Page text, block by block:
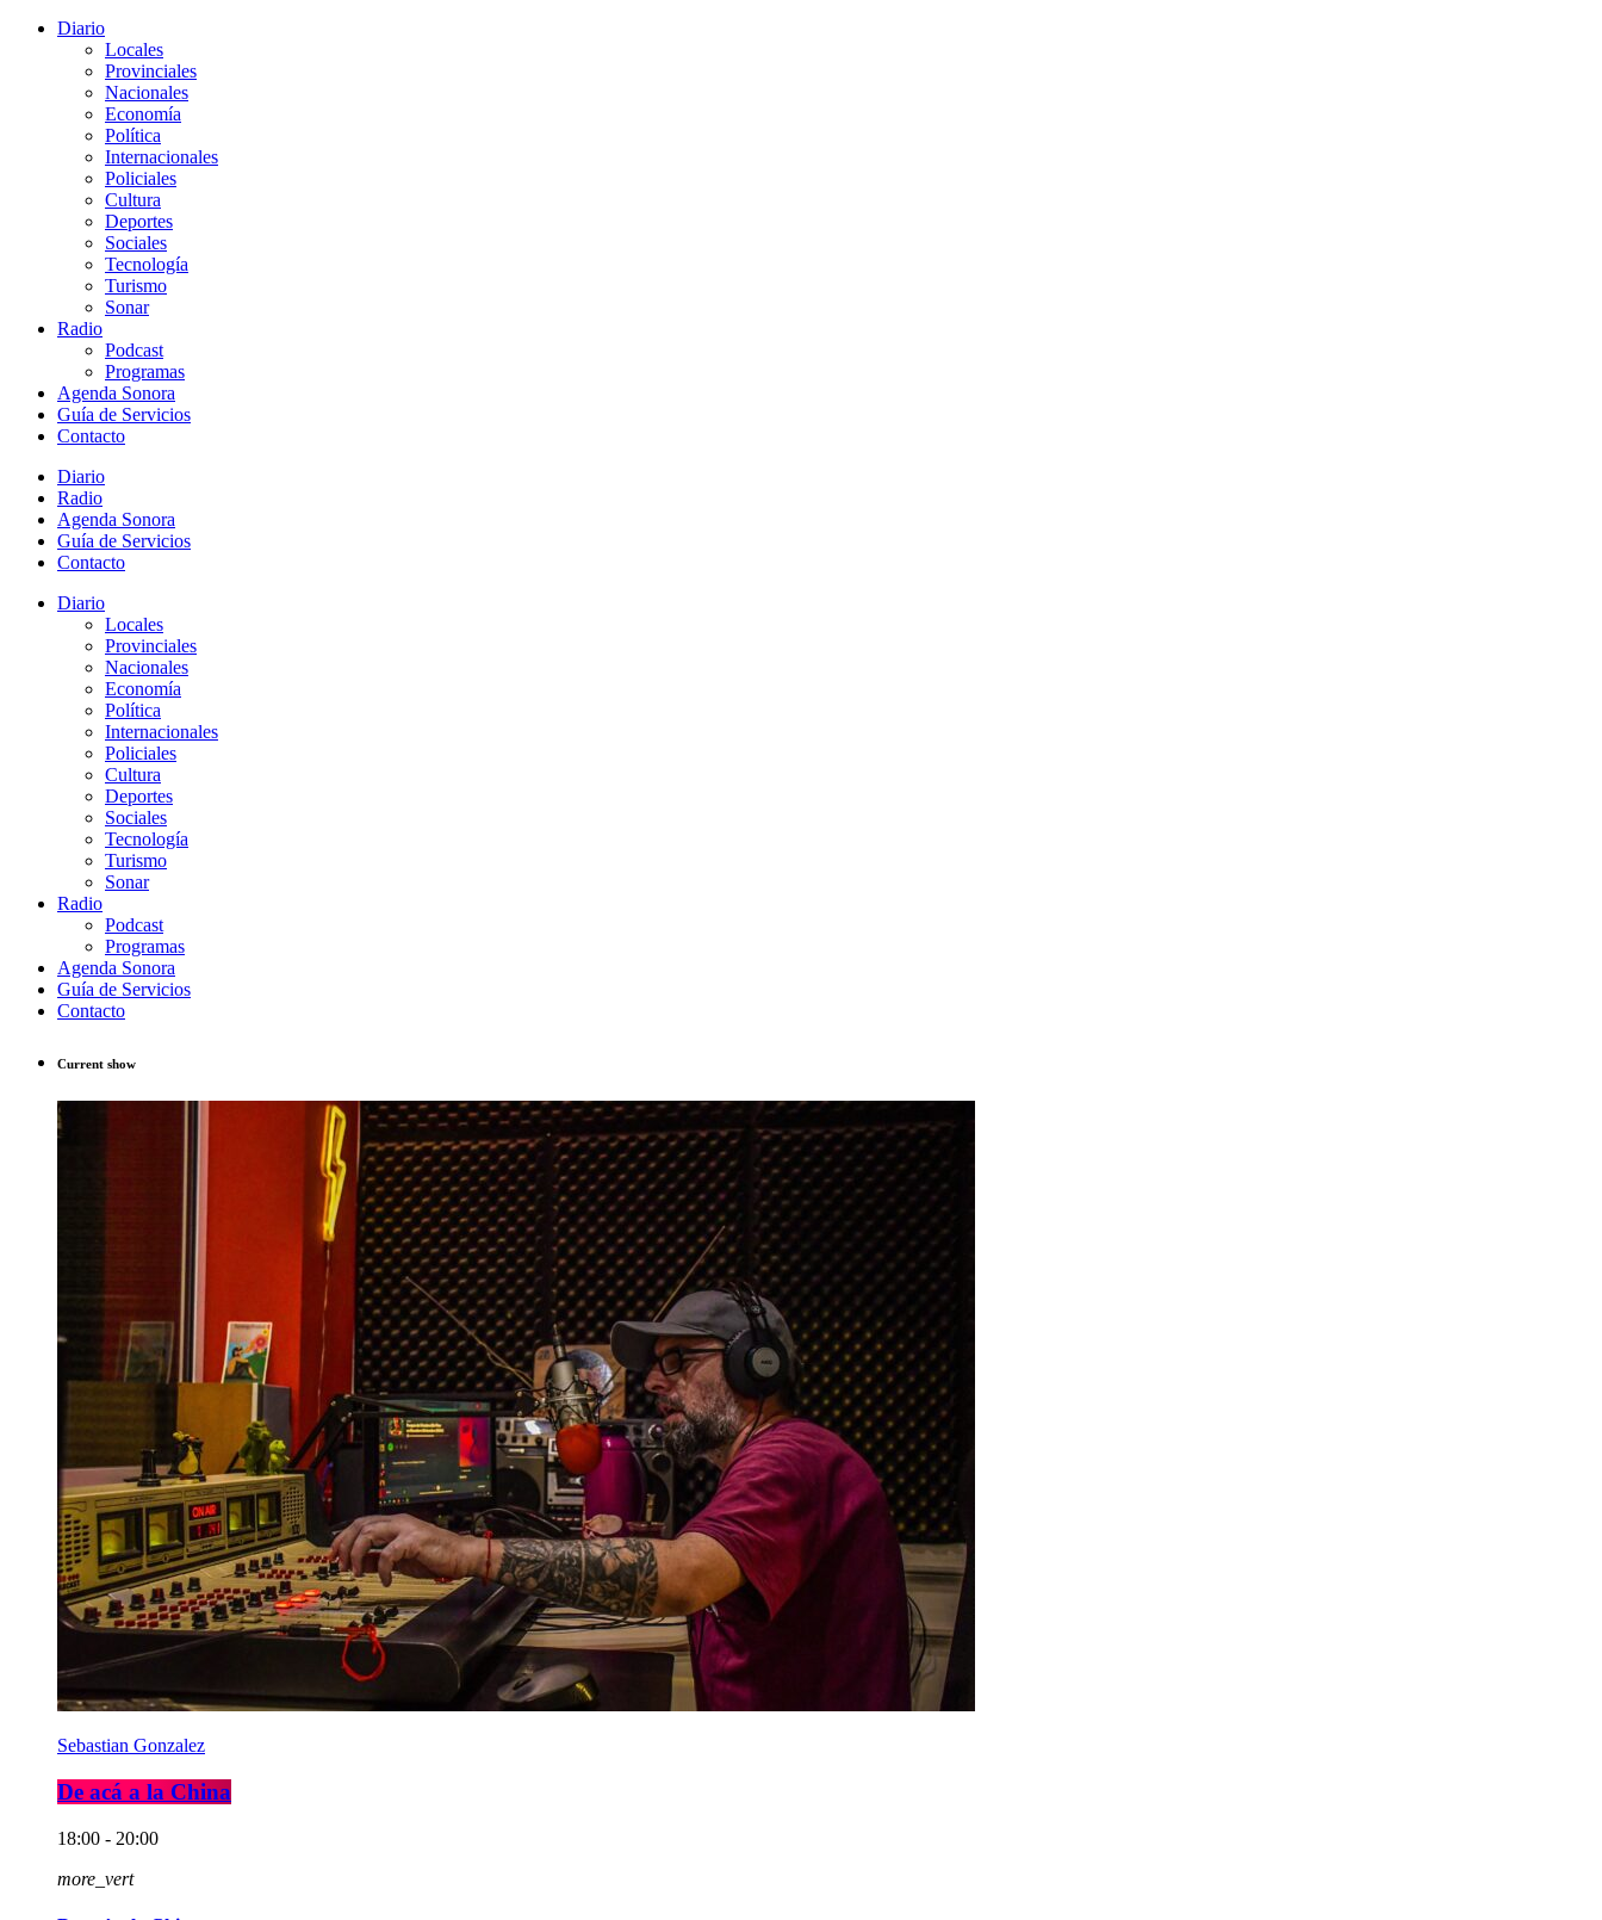
Diario
Locales
Provinciales
Nacionales
Economía
Política
Internacionales
Policiales
Cultura
Deportes
Sociales
Tecnología
Turismo
Sonar
Radio
Podcast
Programas
Agenda Sonora
Guía de Servicios
Contacto
Diario
Radio
Agenda Sonora
Guía de Servicios
Contacto
Diario
Locales
Provinciales
Nacionales
Economía
Política
Internacionales
Policiales
Cultura
Deportes
Sociales
Tecnología
Turismo
Sonar
Radio
Podcast
Programas
Agenda Sonora
Guía de Servicios
Contacto
Current show
Sebastian Gonzalez
De acá a la China
18:00 - 20:00
more_vert